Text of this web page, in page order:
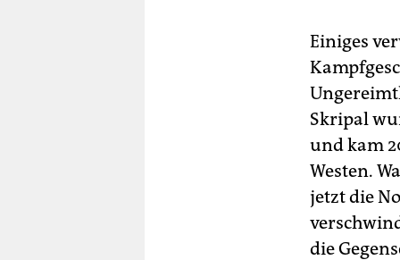
Einiges
Skripal
und kam
Westen.
jetzt die
die